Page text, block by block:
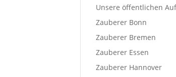
Unsere öffentlichen
Zauberer Bonn
Zauberer Bremen
Zauberer Essen
Zauberer Hannover